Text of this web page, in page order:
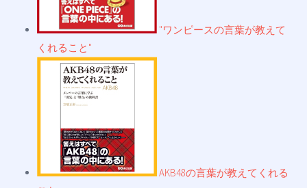
"ワンピースの言葉が教えて
くれること"
AKB48の言葉が教えてくれる